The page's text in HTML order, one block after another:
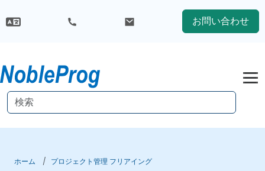
お問い合わせ
ホーム
プロジェクト管理 フリアイング